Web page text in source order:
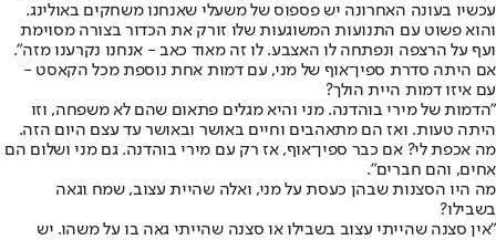
עכשיו בעונה האחרונה יש פספוס של משעלי שאנחנו משחקים באולינג.
והוא פשוט עם התנועות המשוגעות שלו זורק את הכדור בצורה מסוימת
ועף על הרצפה ונפתחה לו האצבע. לו זה מאוד כאב - אנחנו נקרענו מזה".
אם היתה סדרת ספין־אוף של מני, עם דמות אחת נוספת מכל הקאסט -
עם איזו דמות היית הולך?
"הדמות של מירי בוהדנה. מני והיא מגלים פתאום שהם לא משפחה, וזו
היתה טעות. ואז הם מתאהבים וחיים באושר ובאושר עד עצם היום הזה.
מה אכפת לי? אם כבר ספין־אוף, אז רק עם מירי בוהדנה. גם מני ושלום הם
אחים, והם חברים".
מה היו הסצנות שבהן כעסת על מני, ואלה שהיית עצוב, שמח וגאה
בשבילו?
"אין סצנה שהייתי עצוב בשבילו או סצנה שהייתי גאה בו על משהו. יש